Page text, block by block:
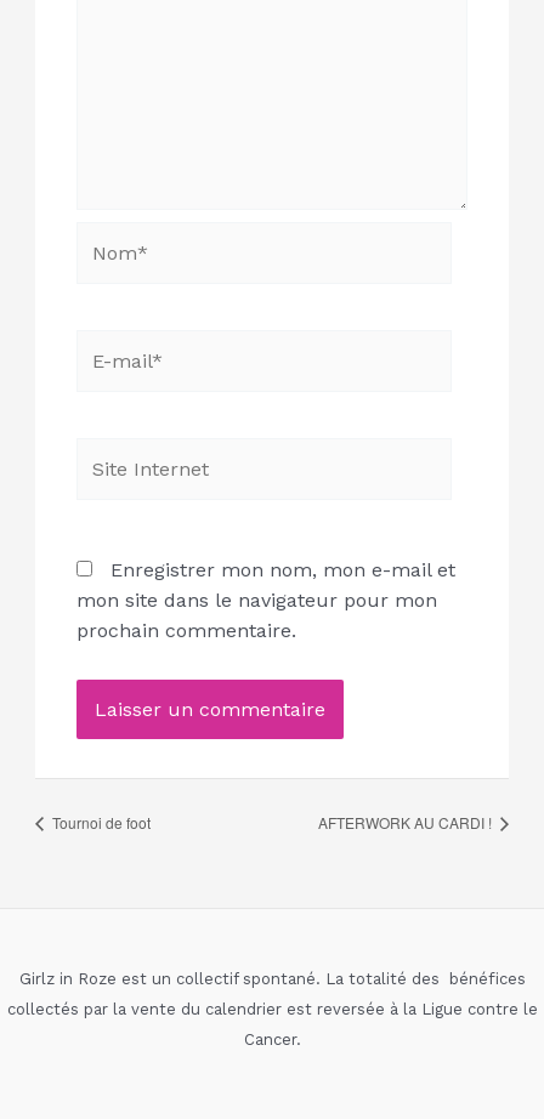
mail*
Internet
Enregistrer mon nom, mon e-mail et
mon site dans le navigateur pour mon
prochain commentaire.
Tournoi de foot AFTERWORK AU CARDI !
Girlz in Roze est un collectif spontané. La totalité des bénéfices
collectés par la vente du calendrier est reversée à la Ligue contre le
Cancer.